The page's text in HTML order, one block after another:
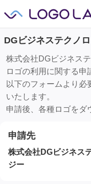
DGビジネステクノ
株式会社DGビジネス
ロゴの利用に関する申
以下のフォームより必
いたします。
申請後、各種ロゴをダ
申請先
株式会社DGビジネス
ジー